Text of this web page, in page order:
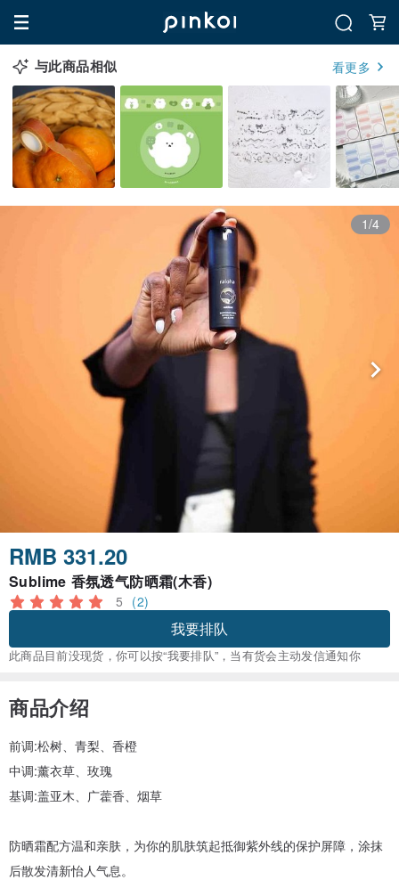
与此商品相似 看更多
1/4
RMB 331.20
Sublime 香氛透气防晒霜(木香)
5 (2)
我要排队
此商品目前没现货，你可以按“我要排队”，当有货会主动发信通知你
商品介绍
前调:松树、青梨、香橙
中调:薰衣草、玫瑰
基调:盖亚木、广藿香、烟草
防晒霜配方温和亲肤，为你的肌肤筑起抵御紫外线的保护屏障，涂抹
后散发清新怡人气息。